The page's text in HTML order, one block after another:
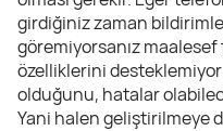
girdiğiniz zaman
göremiyorsanız
özelliklerini
olduğunu, hatalar
Yani halen geliştirilmeye